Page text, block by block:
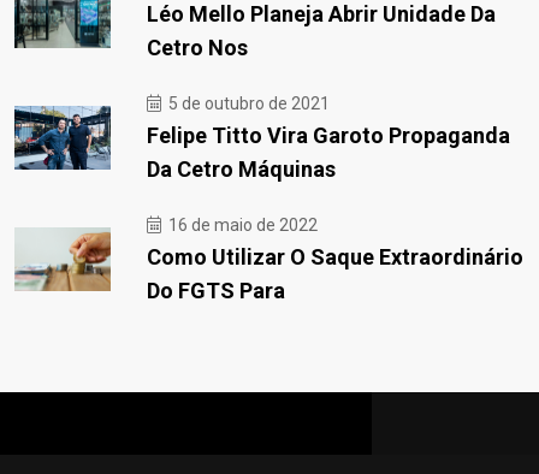
Léo Mello Planeja Abrir Unidade Da
Cetro Nos
5 de outubro de 2021
Felipe Titto Vira Garoto Propaganda
Da Cetro Máquinas
16 de maio de 2022
Como Utilizar O Saque Extraordinário
Do FGTS Para